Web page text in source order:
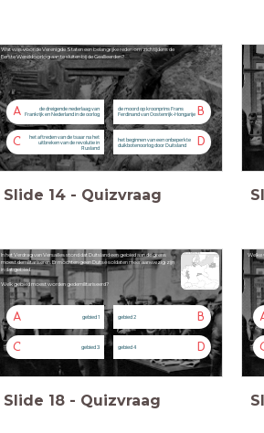
Wat was voor de Verenigde Staten een belangrijke reden om zich tijdens de
Eerste Wereldoorlog aan te sluiten bij de Geallieerden?
A
de dreigende nederlaag van
Frankrijk en Nederland in de oorlog
B
de moord op kroonprins Frans
Ferdinand van Oostenrijk-Hongarije
C
het aftreden van de tsaar na het
uitbreken van de revolutie in
Rusland
D
het beginnen van een onbeperkte
duikbotenoorlog door Duitsland
Slide 14 - Quizvraag
In het Verdrag van Versailles stond dat Duitsland een gebied aan de grens
moest demilitariseren. Er mochten geen Duitse soldaten meer aanwezig zijn
in dat gebied.
Welk gebied moest worden gedemilitariseerd?
A gebied 1 B
gebied 2
C gebied 3 D
gebied 4
Slide 18 - Quizvraag
Welke